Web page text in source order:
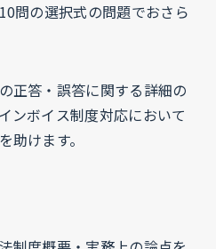
問の選択式の問題でおさら
正答・誤答に関する詳細の
ンボイス制度対応において
助けます。